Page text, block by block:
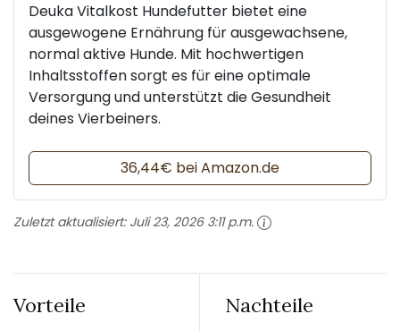
Deuka Vitalkost Hundefutter bietet eine
ausgewogene Ernährung für ausgewachsene,
normal aktive Hunde. Mit hochwertigen
Inhaltsstoffen sorgt es für eine optimale
Versorgung und unterstützt die Gesundheit
deines Vierbeiners.
36,44€ bei Amazon.de
Zuletzt aktualisiert: Juli 23, 2026 3:11 p.m.
Vorteile Nachteile